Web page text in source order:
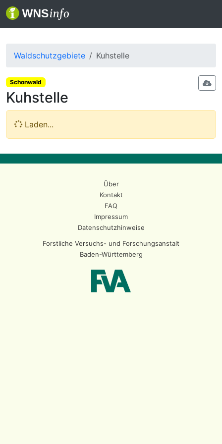
Waldschutzgebiete Kuhstelle
Schonwald
Kuhstelle
Laden...
Über
Kontakt
FAQ
Impressum
Datenschutzhinweise
Forstliche Versuchs- und Forschungsanstalt
Baden-Württemberg